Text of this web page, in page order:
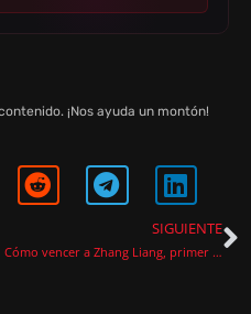
¡Nos ayuda un montón!
SIGUIENTE
Cómo vencer a Zhang Liang, primer jefe de Wo Long: Fallen Dynasty